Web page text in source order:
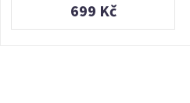
699 Kč